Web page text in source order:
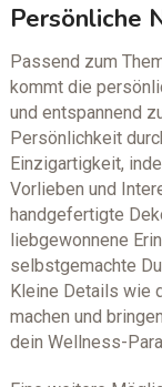
Persönliche
Passend zum
kommt die
und entspannend
Persönlichkeit
Einzigartigkeit,
Vorlieben und
handgefertigte
liebgewonnene
selbstgemachte
Kleine Details wie
machen und
dein Wellness-